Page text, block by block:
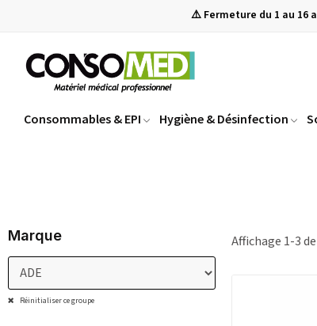
⚠️ Fermeture du 1 au 16
Consommables & EPI Hygiène & Désinfection
Marque
Réinitialiser ce groupe
Affichage 1-3